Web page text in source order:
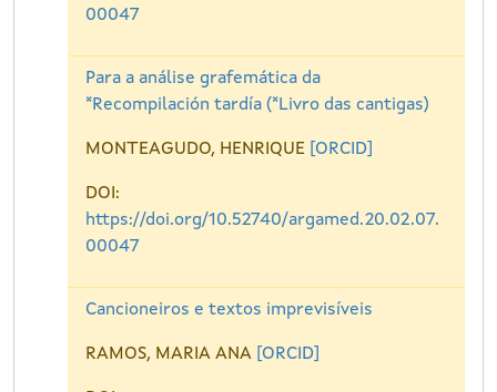
00047
Para a análise grafemática da
*Recompilación tardía (*Livro das cantigas)
MONTEAGUDO, HENRIQUE [ORCID]
DOI:
https://doi.org/10.52740/argamed.20.02.07.
00047
Cancioneiros e textos imprevisíveis
RAMOS, MARIA ANA [ORCID]